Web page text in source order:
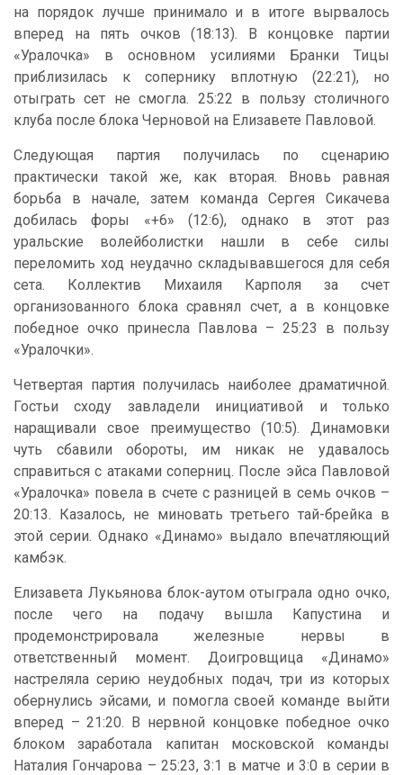
на порядок лучше принимало и в итоге вырвалось
вперед на пять очков (18:13). В концовке партии
«Уралочка» в основном усилиями Бранки Тицы
приблизилась к сопернику вплотную (22:21), но
отыграть сет не смогла. 25:22 в пользу столичного
клуба после блока Черновой на Елизавете Павловой.
Следующая партия получилась по сценарию
практически такой же, как вторая. Вновь равная
борьба в начале, затем команда Сергея Сикачева
добилась форы «+6» (12:6), однако в этот раз
уральские волейболистки нашли в себе силы
переломить ход неудачно складывавшегося для себя
сета. Коллектив Михаиля Карполя за счет
организованного блока сравнял счет, а в концовке
победное очко принесла Павлова – 25:23 в пользу
«Уралочки».
Четвертая партия получилась наиболее драматичной.
Гостьи сходу завладели инициативой и только
наращивали свое преимущество (10:5). Динамовки
чуть сбавили обороты, им никак не удавалось
справиться с атаками соперниц. После эйса Павловой
«Уралочка» повела в счете с разницей в семь очков –
20:13. Казалось, не миновать третьего тай-брейка в
этой серии. Однако «Динамо» выдало впечатляющий
камбэк.
Елизавета Лукьянова блок-аутом отыграла одно очко,
после чего на подачу вышла Капустина и
продемонстрировала железные нервы в
ответственный момент. Доигровщица «Динамо»
настреляла серию неудобных подач, три из которых
обернулись эйсами, и помогла своей команде выйти
вперед – 21:20. В нервной концовке победное очко
блоком заработала капитан московской команды
Наталия Гончарова – 25:23, 3:1 в матче и 3:0 в серии в